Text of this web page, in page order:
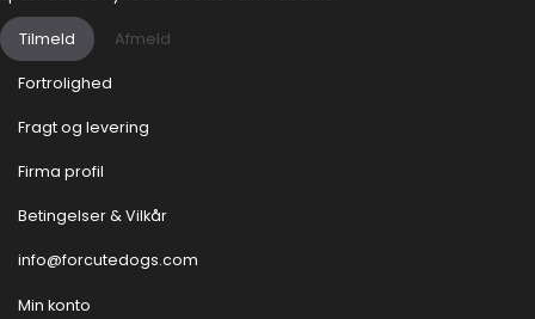
Tilmeld Afmeld
Fortrolighed
Fragt og levering
Firma profil
Betingelser & Vilkår
info@forcutedogs.com
Min konto